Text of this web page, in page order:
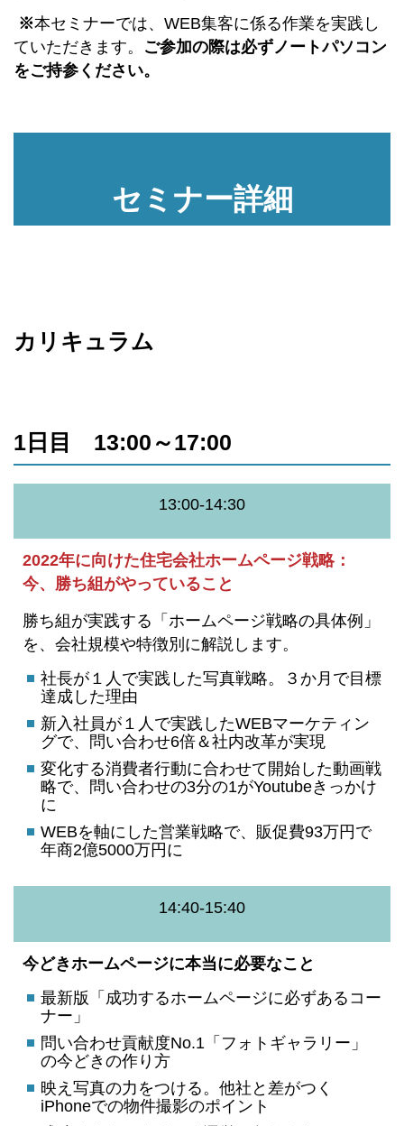
※本セミナーでは、WEB集客に係る作業を実践し
ていただきます。 ご参加の際は必ずノートパソコン
をご持参ください。
セミナー詳細
カリキュラム
1日目 13:00～17:00
13:00-14:30
2022年に向けた住宅会社ホームページ戦略：
今、勝ち組がやっていること
勝ち組が実践する「ホームページ戦略の具体例」
を、会社規模や特徴別に解説します。
社長が１人で実践した写真戦略。３か月で目標
達成した理由
新入社員が１人で実践したWEBマーケティン
グで、問い合わせ6倍＆社内改革が実現
変化する消費者行動に合わせて開始した動画戦
略で、問い合わせの3分の1がYoutubeきっかけ
に
WEBを軸にした営業戦略で、販促費93万円で
年商2億5000万円に
14:40-15:40
今どきホームページに本当に必要なこと
最新版「成功するホームページに必ずあるコー
ナー」
問い合わせ貢献度No.1「フォトギャラリー」
の今どきの作り方
映え写真の力をつける。他社と差がつく
iPhoneでの物件撮影のポイント